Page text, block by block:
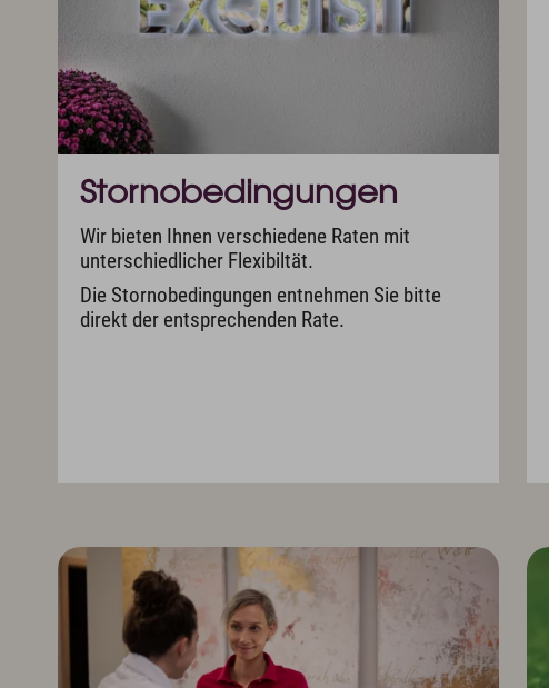
Stornobedingungen
Wir bieten Ihnen verschiedene Raten mit
unterschiedlicher Flexibiltät.
Die Stornobedingungen entnehmen Sie bitte
direkt der entsprechenden Rate.